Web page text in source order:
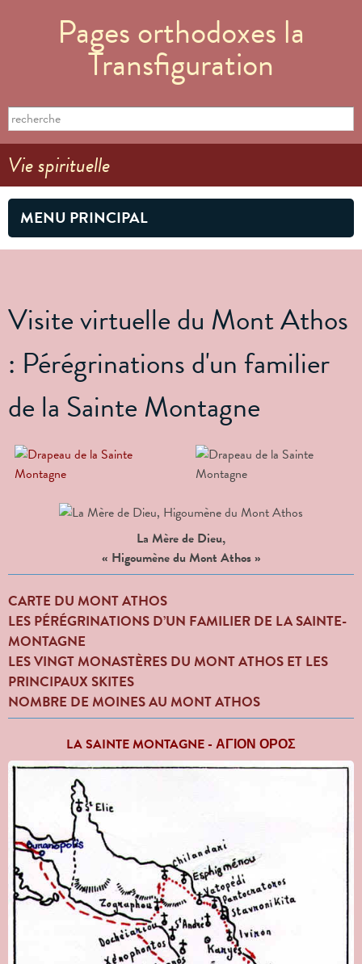
contenu
principal
Pages orthodoxes la
Transfiguration
Formulaire de recherche
Search this site
Vie spirituelle
MENU PRINCIPAL
Visite virtuelle du Mont Athos
: Pérégrinations d'un familier
de la Sainte Montagne
La Mère de Dieu,
« Higoumène du Mont Athos »
CARTE DU MONT ATHOS
LES PÉRÉGRINATIONS D’UN FAMILIER DE LA SAINTE-
MONTAGNE
LES VINGT MONASTÈRES DU MONT ATHOS ET LES
PRINCIPAUX SKITES
NOMBRE DE MOINES AU MONT ATHOS
LA SAINTE MONTAGNE - ΑΓΙΟΝ ΟΡΟΣ